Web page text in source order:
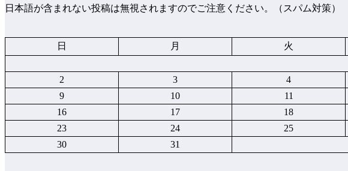
日本語が含まれない投稿は無視されますのでご注意ください。（スパム対策）
日
月 火
2
3 4
9
10 11
16
17 18
23
24 25
30
31